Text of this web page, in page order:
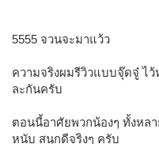
5555 จวนจะมาแว้ว
ความจริงผมรีวิวแบบจุ๊ดจู๋ ไ
ละกันครับ
ตอนนี้อาศัยพวกน้องๆ ทั้งหล
หนับ สนุกดีจริงๆ ครับ